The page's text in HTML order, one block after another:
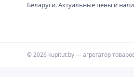
Беларуси. Актуальные цены и
© 2026 kupitut.by — агрегатор